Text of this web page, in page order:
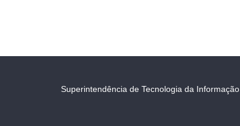
Superintendência de Tecnologia da Informação